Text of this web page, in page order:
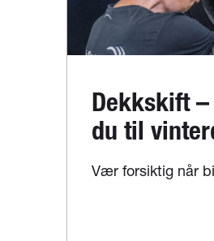
Dekkskift
du til
Vær forsiktig når